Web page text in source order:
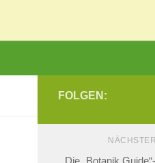
FOLGEN:
Die „Botanik